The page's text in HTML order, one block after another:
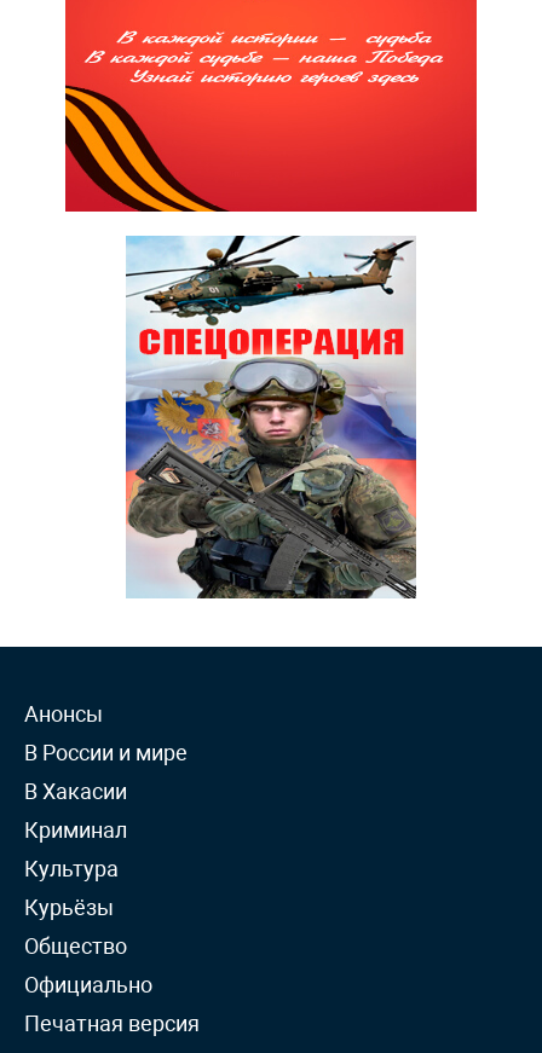
Анонсы
В России и мире
В Хакасии
Криминал
Культура
Курьёзы
Общество
Официально
Печатная версия